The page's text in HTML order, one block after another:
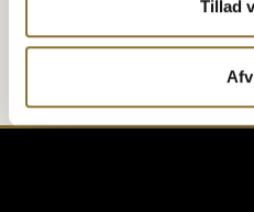
Tillad